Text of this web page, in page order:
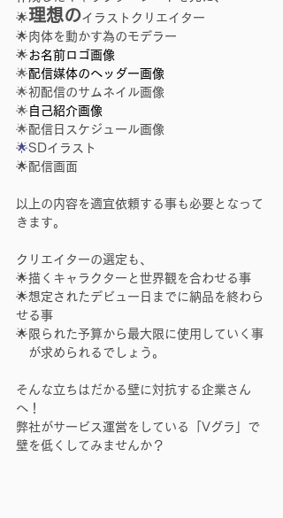
🌟理想のイラストクリエイター
🌟肉体を動かす為のモデラー
🌟お名前ロゴ画像
🌟配信媒体のヘッダー画像
🌟初配信のサムネイル画像
🌟 自己紹介画像
🌟配信日スケジュール画像
🌟SDイラスト
🌟配信画面
以上の内容を適宜依頼する事も必要となって
きます。
クリエイターの選定も、
🌟描くキャラクターと世界観を合わせる事
🌟想定されたデビュー日までに納品を終わら
せる事
🌟限られた予算から最大限に使用していく事
が求められるでしょう。
そんな立ちはだかる壁に対抗する企業さん
へ！
弊社がサービス運営をしている「Vグラ」で
壁を低くしてみませんか？